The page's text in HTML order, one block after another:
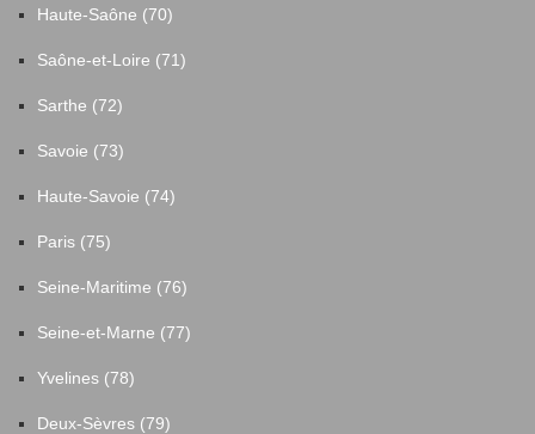
Haute-Saône (70)
Saône-et-Loire (71)
Sarthe (72)
Savoie (73)
Haute-Savoie (74)
Paris (75)
Seine-Maritime (76)
Seine-et-Marne (77)
Yvelines (78)
Deux-Sèvres (79)